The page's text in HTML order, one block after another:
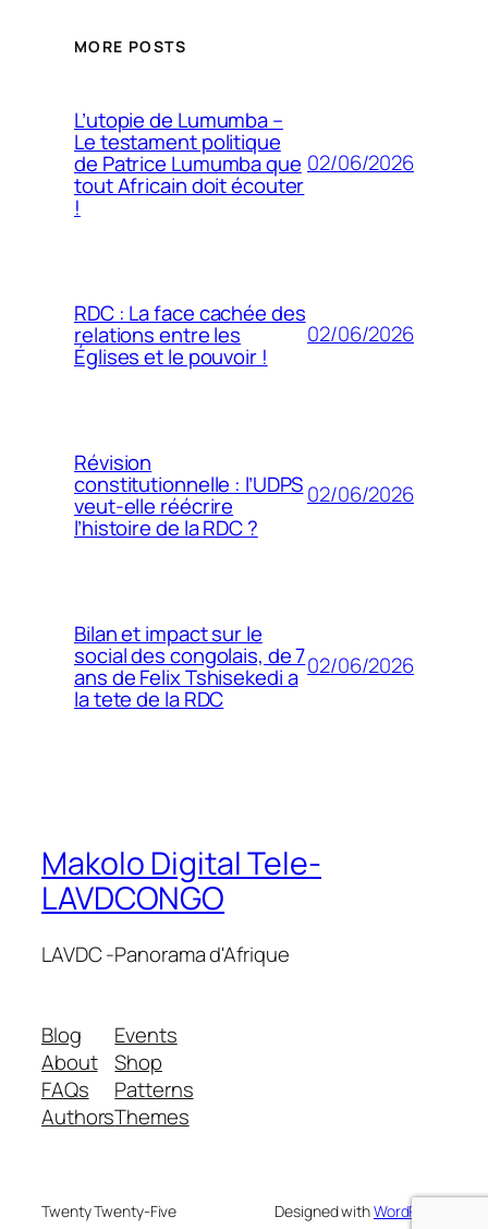
MORE POSTS
L’utopie de Lumumba –
Le testament politique
de Patrice Lumumba que
tout Africain doit écouter
!
02/06/2026
RDC : La face cachée des
relations entre les
Églises et le pouvoir !
02/06/2026
Révision
constitutionnelle : l’UDPS
veut-elle réécrire
l’histoire de la RDC ?
02/06/2026
Bilan et impact sur le
social des congolais, de 7
ans de Felix Tshisekedi a
la tete de la RDC
02/06/2026
Makolo Digital Tele-
LAVDCONGO
LAVDC -Panorama d'Afrique
Blog
About
FAQs
Authors
Events
Shop
Patterns
Themes
Twenty Twenty-Five Designed withWordPress